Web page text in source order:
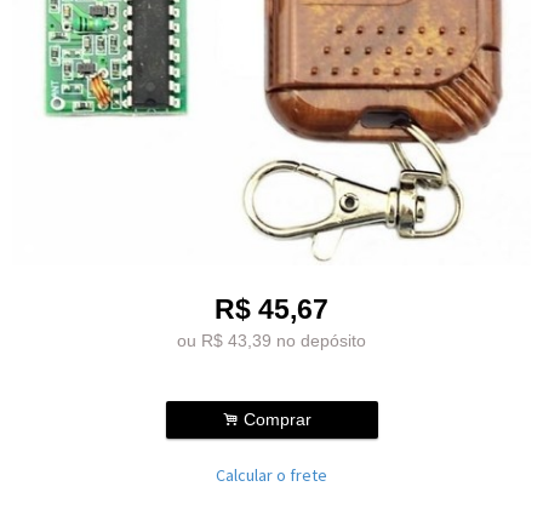
R$ 45,67
ou R$ 43,39 no depósito
. Comprar
Calcular o frete